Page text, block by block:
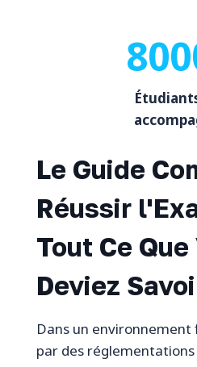
Le Guide
Réussir
Tout Ce Que
Deviez
Dans un
par des